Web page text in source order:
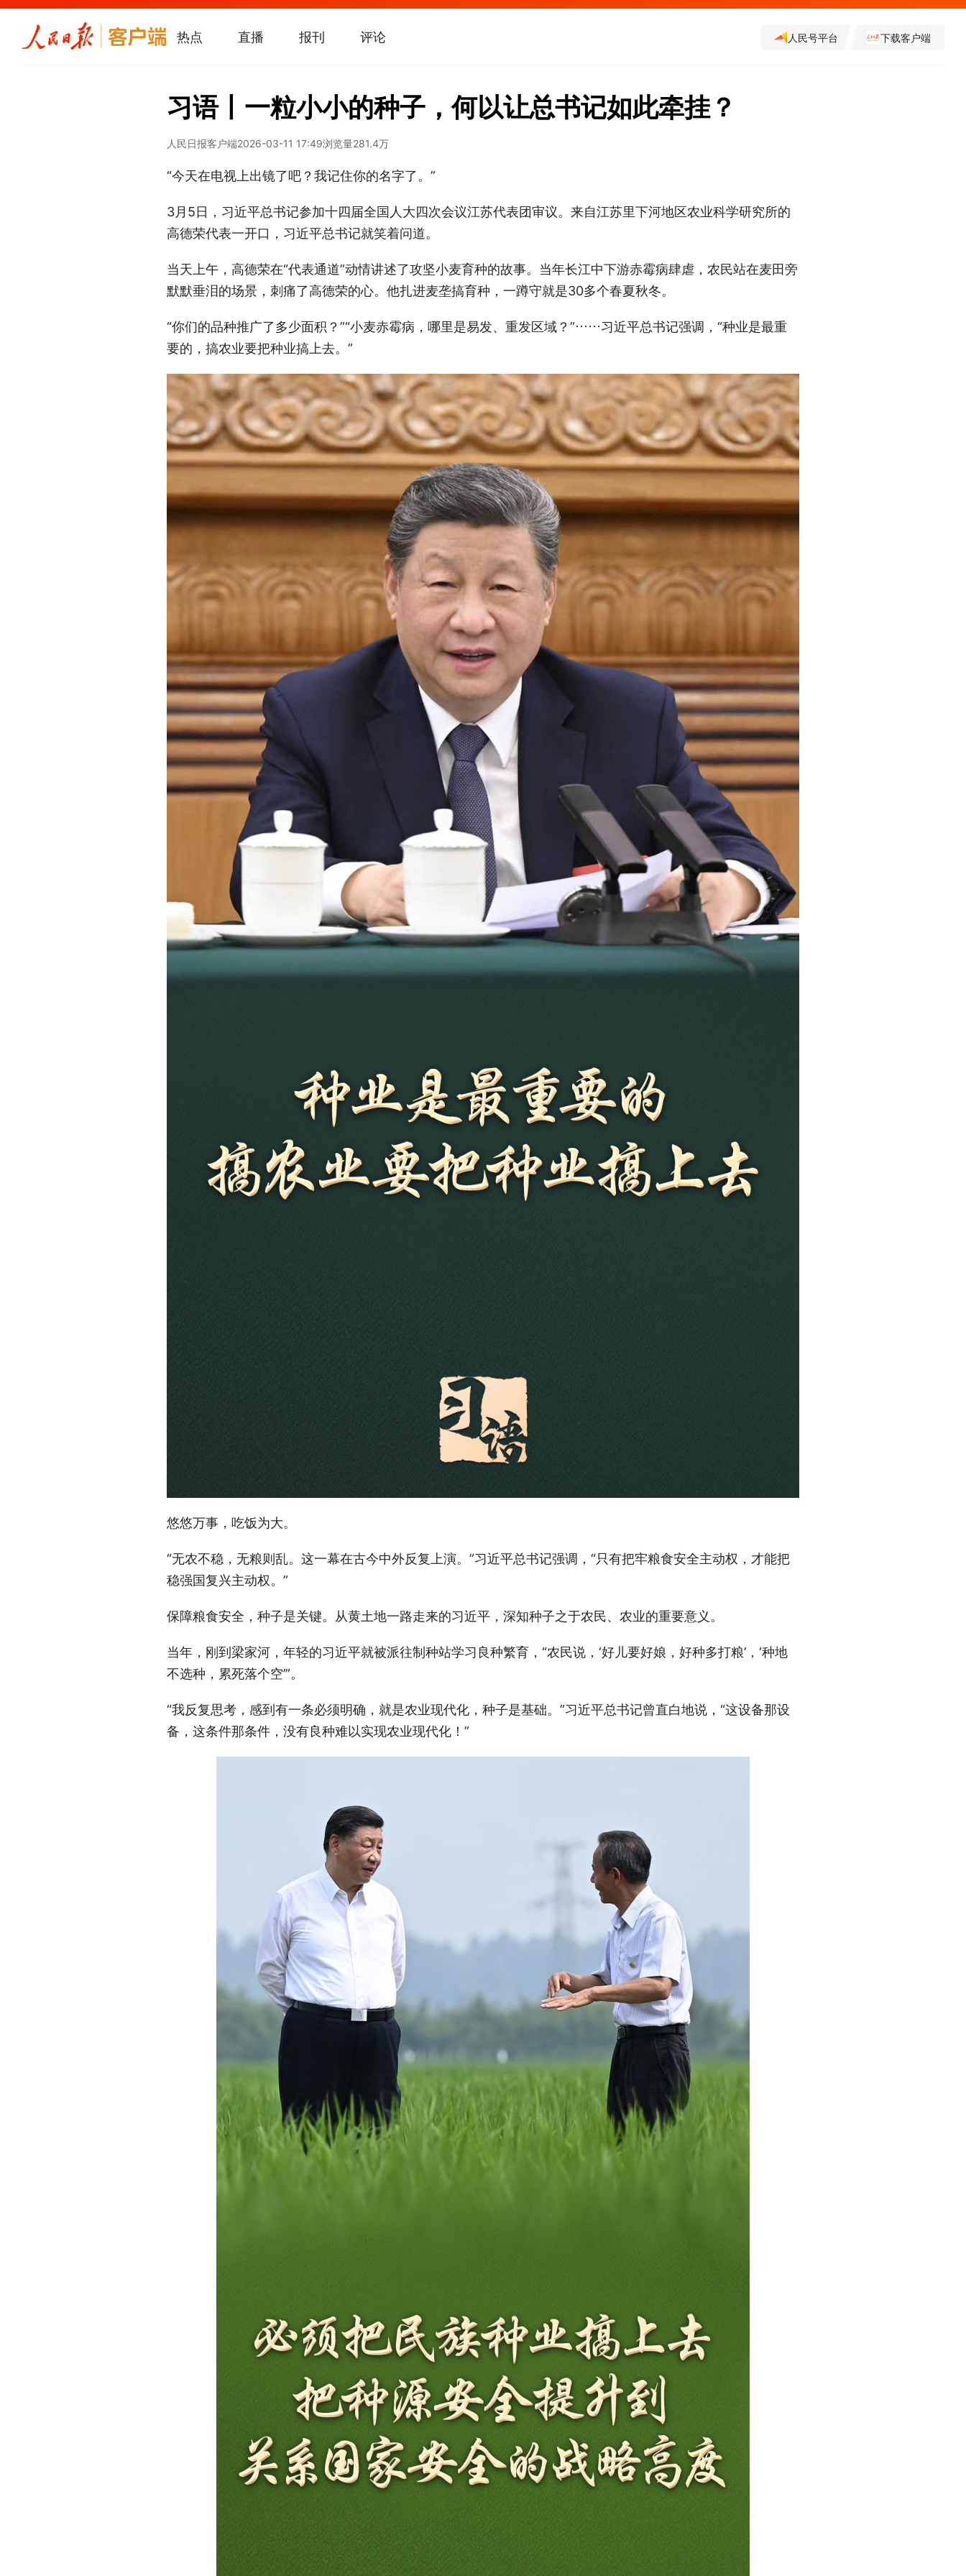
热点 直播 报刊 评论 人民号平台 下载客户端
习语丨一粒小小的种子，何以让总书记如此牵挂？
人民日报客户端2026-03-11 17:49浏览量281.4万
“今天在电视上出镜了吧？我记住你的名字了。”
3月5日，习近平总书记参加十四届全国人大四次会议江苏代表团审议。来自江苏里下河地区农业科学研究所的
高德荣代表一开口，习近平总书记就笑着问道。
当天上午，高德荣在“代表通道”动情讲述了攻坚小麦育种的故事。当年长江中下游赤霉病肆虐，农民站在麦田旁
默默垂泪的场景，刺痛了高德荣的心。他扎进麦垄搞育种，一蹲守就是30多个春夏秋冬。
“你们的品种推广了多少面积？”“小麦赤霉病，哪里是易发、重发区域？”……习近平总书记强调，“种业是最重
要的，搞农业要把种业搞上去。”
悠悠万事，吃饭为大。
“无农不稳，无粮则乱。这一幕在古今中外反复上演。”习近平总书记强调，“只有把牢粮食安全主动权，才能把
稳强国复兴主动权。”
保障粮食安全，种子是关键。从黄土地一路走来的习近平，深知种子之于农民、农业的重要意义。
当年，刚到梁家河，年轻的习近平就被派往制种站学习良种繁育，“农民说，‘好儿要好娘，好种多打粮’，‘种地
不选种，累死落个空’”。
“我反复思考，感到有一条必须明确，就是农业现代化，种子是基础。”习近平总书记曾直白地说，“这设备那设
备，这条件那条件，没有良种难以实现农业现代化！”